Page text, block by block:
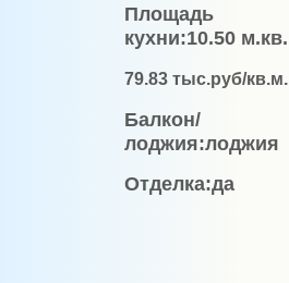
Площадь
кухни:10.50 м.кв.
79.83 тыс.руб/кв.м.
Балкон/
лоджия:лоджия
Отделка:да